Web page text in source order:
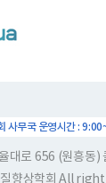
사무국 운영시간 :
대로 656 (원흥동
향상학회 All